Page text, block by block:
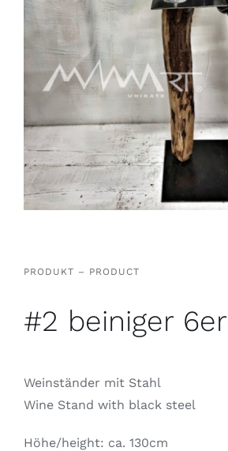
PRODUKT – PRODUCT
#2 beiniger 6er
Weinständer mit Stahl
Wine Stand with black steel
Höhe/height: ca. 130cm